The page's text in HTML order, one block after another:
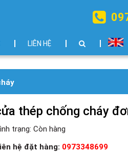
LIÊN HỆ
thép chống cháy
trạng: Còn hàng
hệ đặt hàng: 0973348699